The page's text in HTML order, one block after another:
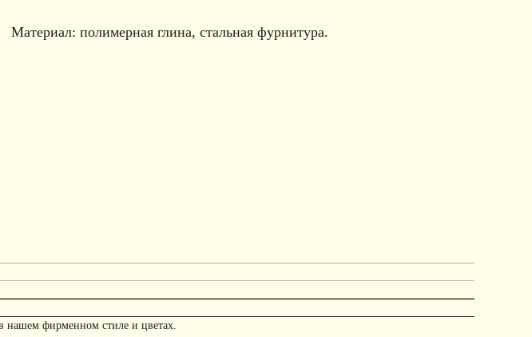
Материал: полимерная глина, стальная фурнитура.
нашем фирменном стиле и цветах.